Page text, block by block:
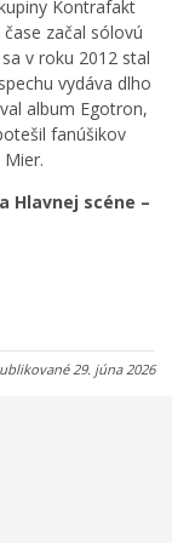
Kontrafakt
začal sólovú
v roku 2012 stal
vydáva dlho
album Egotron,
fanúšikov
Hlavnej scéne –
29. júna 2026